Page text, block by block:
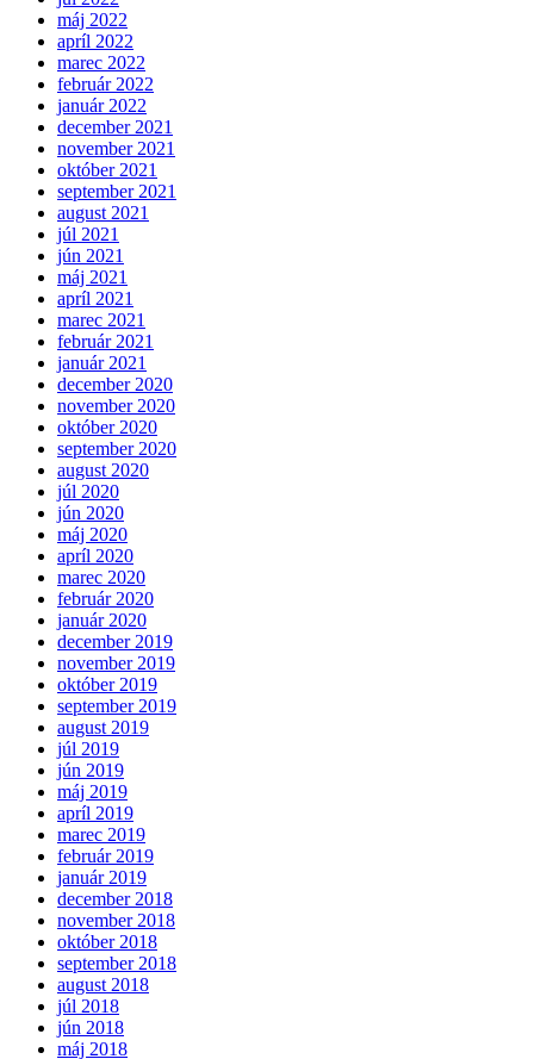
máj 2022
apríl 2022
marec 2022
február 2022
január 2022
december 2021
november 2021
október 2021
september 2021
august 2021
júl 2021
jún 2021
máj 2021
apríl 2021
marec 2021
február 2021
január 2021
december 2020
november 2020
október 2020
september 2020
august 2020
júl 2020
jún 2020
máj 2020
apríl 2020
marec 2020
február 2020
január 2020
december 2019
november 2019
október 2019
september 2019
august 2019
júl 2019
jún 2019
máj 2019
apríl 2019
marec 2019
február 2019
január 2019
december 2018
november 2018
október 2018
september 2018
august 2018
júl 2018
jún 2018
máj 2018